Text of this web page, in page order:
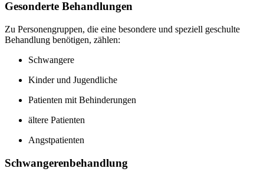
Gesonderte Behandlungen
Zu Personengruppen, die eine besondere und speziell geschulte
Behandlung benötigen, zählen:
Schwangere
Kinder und Jugendliche
Patienten mit Behinderungen
ältere Patienten
Angstpatienten
Schwangerenbehandlung